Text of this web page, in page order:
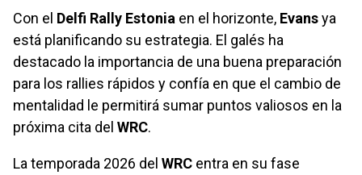
Con el Delfi Rally Estonia en el horizonte, Evansya
está planificando su estrategia. El galés ha
destacado la importancia de una buena preparación
para los rallies rápidos y confía en que el cambio de
mentalidad le permitirá sumar puntos valiosos en la
próxima cita del WRC.
La temporada 2026 del WRC entra en su fase